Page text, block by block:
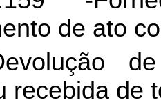
de ato
recebida de